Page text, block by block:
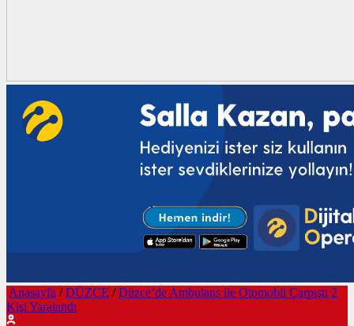
Anasayfa / DÜZCE / Düzce’de Ambulans ile Otomobil Çarpıştı 2
Kişi Yaralandı